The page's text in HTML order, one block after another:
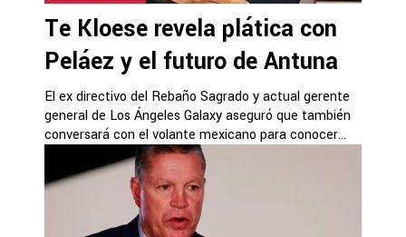
Te Kloese revela plática con
Peláez y el futuro de Antuna
El ex directivo del Rebaño Sagrado y actual gerente
general de Los Ángeles Galaxy aseguró que también
conversará con el volante mexicano para conocer...